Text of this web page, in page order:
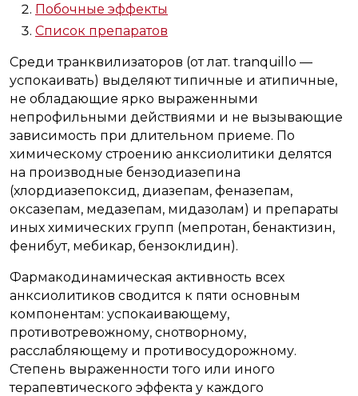
Побочные эффекты
Список препаратов
Среди транквилизаторов (от лат. tranquillo —
успокаивать) выделяют типичные и атипичные,
не обладающие ярко выраженными
непрофильными действиями и не вызывающие
зависимость при длительном приеме. По
химическому строению анксиолитики делятся
на производные бензодиазепина
(хлордиазепоксид, диазепам, феназепам,
оксазепам, медазепам, мидазолам) и препараты
иных химических групп (мепротан, бенактизин,
фенибут, мебикар, бензоклидин).
Фармакодинамическая активность всех
анксиолитиков сводится к пяти основным
компонентам: успокаивающему,
противотревожному, снотворному,
расслабляющему и противосудорожному.
Степень выраженности того или иного
терапевтического эффекта у каждого